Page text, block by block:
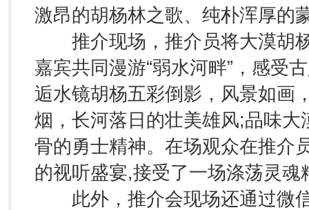
激昂的胡杨林之歌、纯朴浑厚的
推介现场，推介员将大漠胡
嘉宾共同漫游“弱水河畔”，感受
逅水镜胡杨五彩倒影，风景如画
烟，长河落日的壮美雄风;品味
骨的勇士精神。在场观众在推介
的视听盛宴,接受了一场涤荡灵魂
此外，推介会现场还通过微